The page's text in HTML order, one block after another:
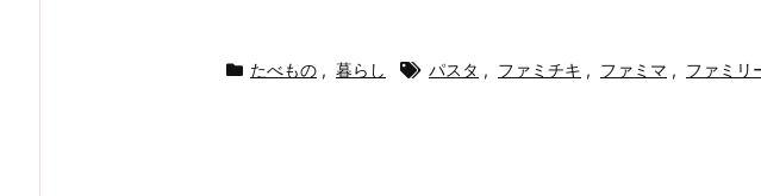
たべもの , 暮らし パスタ , ファミチキ , ファミマ , ファミリ